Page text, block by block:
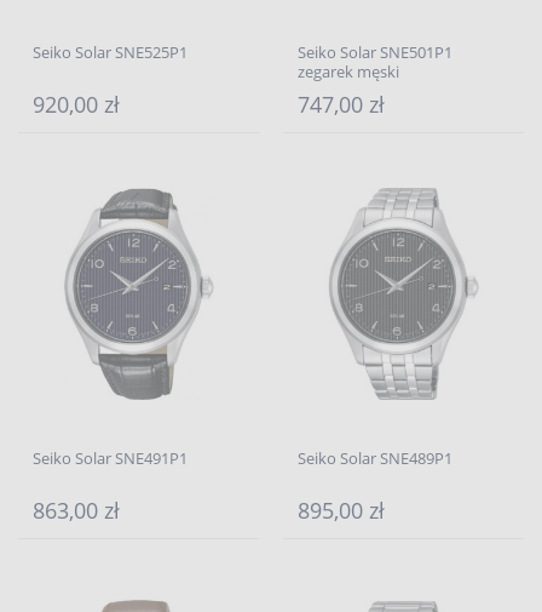
Seiko Solar SNE525P1
920,00 zł
Seiko Solar SNE501P1
zegarek męski
747,00 zł
Seiko Solar SNE491P1
863,00 zł
Seiko Solar SNE489P1
895,00 zł